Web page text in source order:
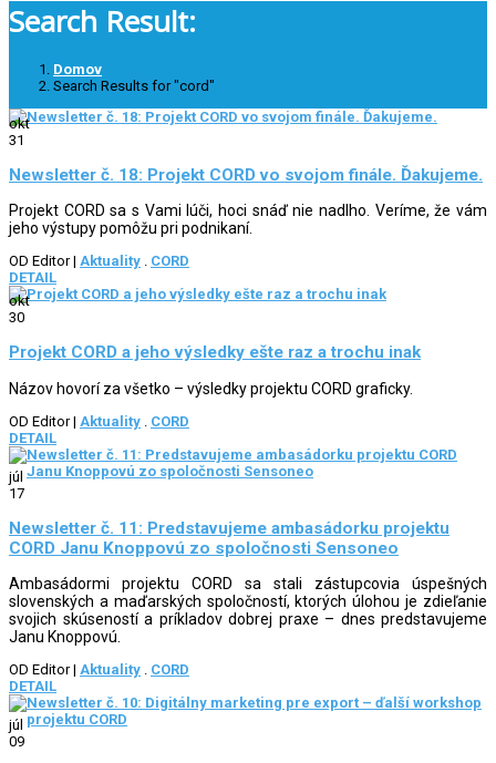
Search Result:
Domov
Search Results for "cord"
okt
31
Newsletter č. 18: Projekt CORD vo svojom finále. Ďakujeme.
Projekt CORD sa s Vami lúči, hoci snáď nie nadlho. Veríme, že vám
jeho výstupy pomôžu pri podnikaní.
OD Editor| Aktuality . CORD
DETAIL
okt
30
Projekt CORD a jeho výsledky ešte raz a trochu inak
Názov hovorí za všetko – výsledky projektu CORD graficky.
OD Editor| Aktuality
CORD
DETAIL
júl
17
Newsletter č. 11: Predstavujeme ambasádorku projektu
CORD Janu Knoppovú zo spoločnosti Sensoneo
Ambasádormi projektu CORD sa stali zástupcovia úspešných
slovenských a maďarských spoločností, ktorých úlohou je zdieľanie
svojich skúseností a príkladov dobrej praxe – dnes predstavujeme
Janu Knoppovú.
OD Editor| Aktuality . CORD
DETAIL
júl
09